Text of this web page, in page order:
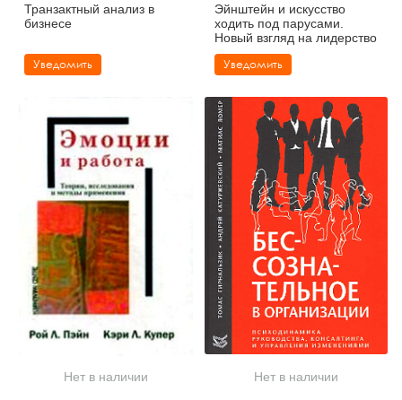
Транзактный анализ в
бизнесе
Уведомить
Эйнштейн и искусство
ходить под парусами.
Новый взгляд на лидерство
Уведомить
Нет в наличии
Нет в наличии